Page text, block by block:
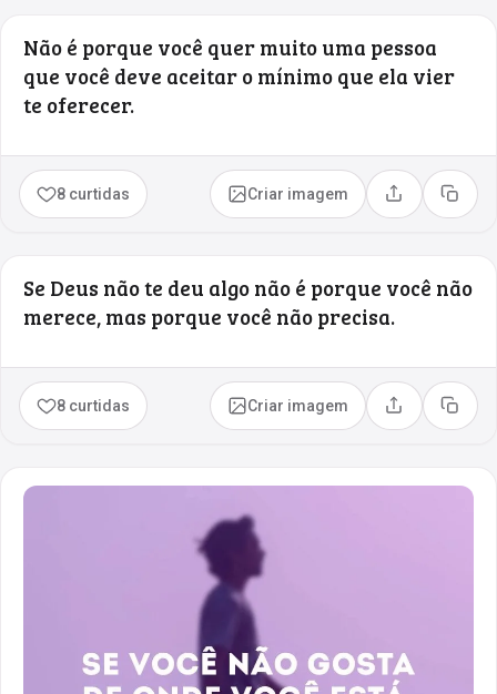
Não é porque você quer muito uma pessoa
que você deve aceitar o mínimo que ela vier
te oferecer.
8 curtidas Criar imagem Compartilhar
Copiar
Se Deus não te deu algo não é porque você não
merece, mas porque você não precisa.
8 curtidas Criar imagem Compartilhar
Copiar